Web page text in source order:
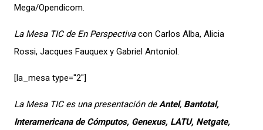
Mega/Opendicom.
La Mesa TIC de En Perspectivacon Carlos Alba, Alicia
Rossi, Jacques Fauquex y Gabriel Antoniol.
[la_mesa type="2″]
La Mesa TIC es una presentación deAntel, Bantotal,
Interamericana de Cómputos, Genexus, LATU, Netgate,